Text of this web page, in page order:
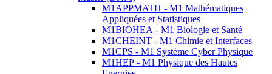
M1APPMATH - M1 Mathématiques
Appliquées et Statistiques
M1BIOHEA - M1 Biologie et Santé
M1CHEINT - M1 Chimie et Interfaces
M1CPS - M1 Système Cyber Physique
M1HEP - M1 Physique des Hautes